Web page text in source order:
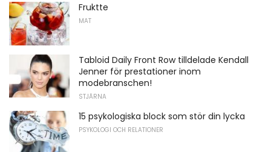
Fruktte
MAT
Tabloid Daily Front Row tilldelade Kendall
Jenner för prestationer inom
modebranschen!
STJÄRNA
15 psykologiska block som stör din lycka
PSYKOLOGI OCH RELATIONER